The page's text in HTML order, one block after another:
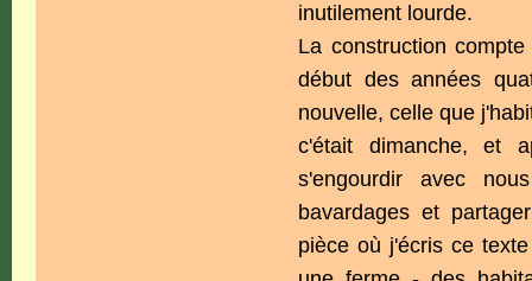
inutilement lourde.
La construction
début des années
nouvelle, celle que
c'était dimanche, et
s'engourdir avec
bavardages et
pièce où j'écris ce